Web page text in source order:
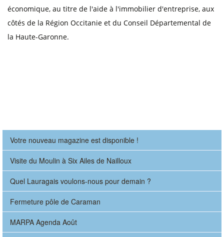
économique, au titre de l'aide à l'immobilier d'entreprise, aux
côtés de la Région Occitanie et du Conseil Départemental de
la Haute-Garonne.
Votre nouveau magazine est disponible !
Visite du Moulin à Six Ailes de Nailloux
Quel Lauragais voulons-nous pour demain ?
Fermeture pôle de Caraman
MARPA Agenda Août